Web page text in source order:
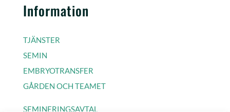
Information
TJÄNSTER
SEMIN
EMBRYOTRANSFER
GÅRDEN OCH TEAMET
SEMINERINGSAVTAL